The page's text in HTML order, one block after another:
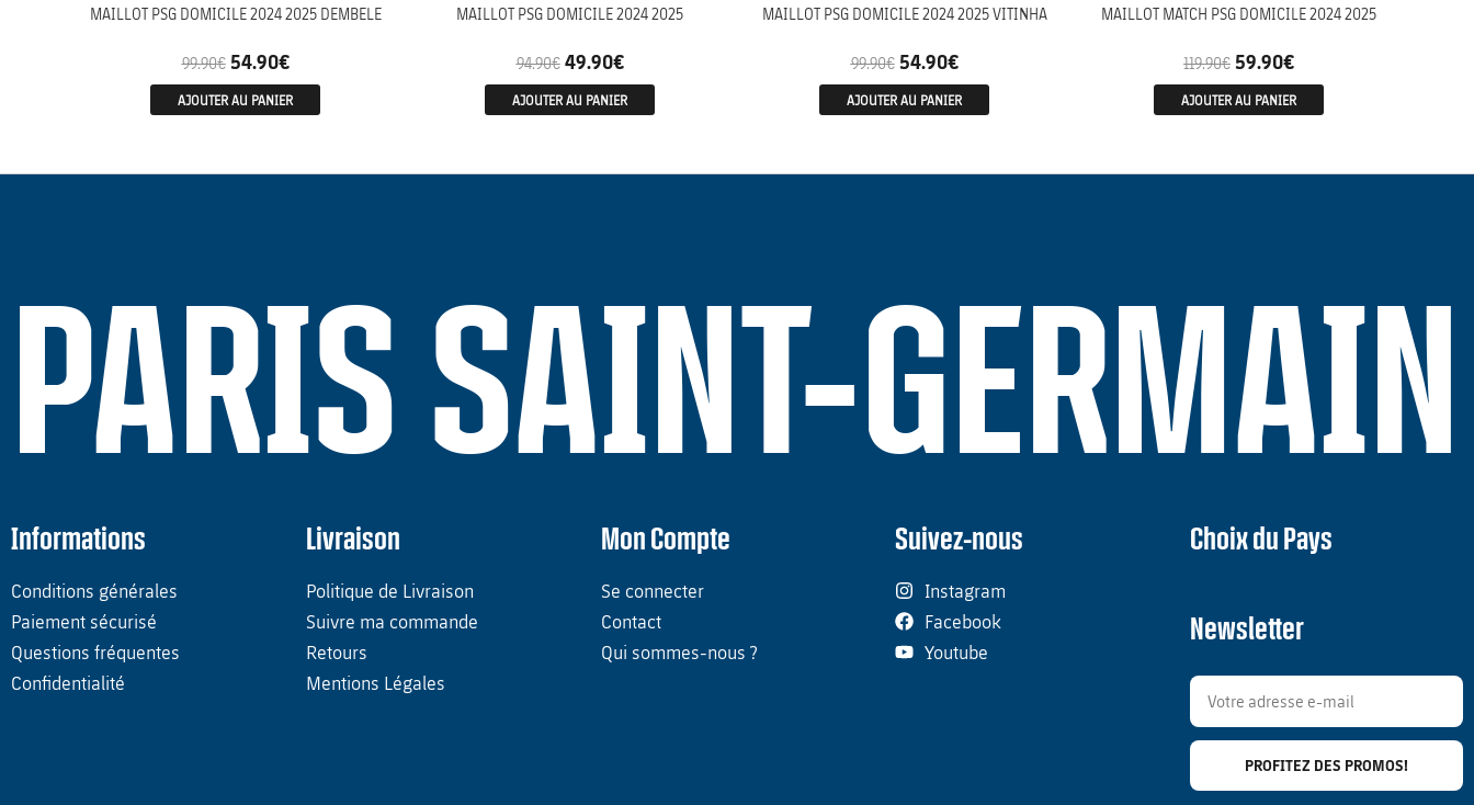
MAILLOT PSG DOMICILE 2024 2025 DEMBELE
99.90€ 54.90€
AJOUTER AU PANIER
MAILLOT PSG DOMICILE 2024 2025
94.90€ 49.90€
AJOUTER AU PANIER
MAILLOT PSG DOMICILE 2024 2025 VITINHA
99.90€ 54.90€
AJOUTER AU PANIER
MAILLOT MATCH PSG DOMICILE 2024 2025
119.90€ 59.90€
AJOUTER AU PANIER
PARIS SAINT-GERMAIN
Informations
Conditions générales
Paiement sécurisé
Questions fréquentes
Confidentialité
Livraison
Politique de Livraison
Suivre ma commande
Retours
Mentions Légales
Mon Compte
Se connecter
Contact
Qui sommes-nous ?
Suivez-nous
Instagram
Facebook
Youtube
Choix du Pays
Newsletter
PROFITEZ DES PROMOS!